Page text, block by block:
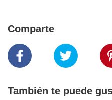
Comparte
También te puede